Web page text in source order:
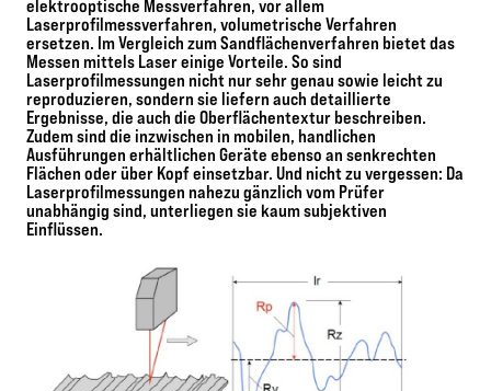
elektrooptische Messverfahren, vor allem
Laserprofilmessverfahren, volumetrische Verfahren
ersetzen. Im Vergleich zum Sandflächenverfahren bietet das
Messen mittels Laser einige Vorteile. So sind
Laserprofilmessungen nicht nur sehr genau sowie leicht zu
reproduzieren, sondern sie liefern auch detaillierte
Ergebnisse, die auch die Oberflächentextur beschreiben.
Zudem sind die inzwischen in mobilen, handlichen
Ausführungen erhältlichen Geräte ebenso an senkrechten
Flächen oder über Kopf einsetzbar. Und nicht zu vergessen: Da
Laserprofilmessungen nahezu gänzlich vom Prüfer
unabhängig sind, unterliegen sie kaum subjektiven
Einflüssen.